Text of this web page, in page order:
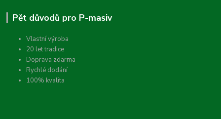
Pět důvodů pro P-masiv
Vlastní výroba
20 let tradice
Doprava zdarma
Rychlé dodání
100% kvalita